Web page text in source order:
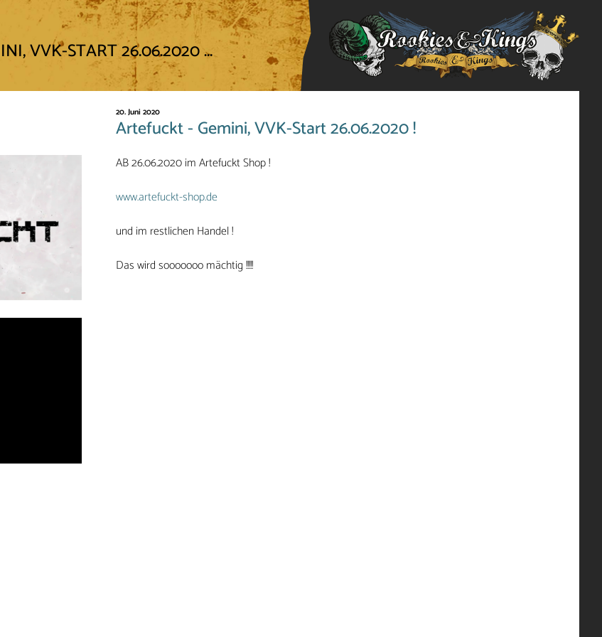
VVK-START 26.06.2020 ...
20. Juni 2020
Artefuckt - Gemini, VVK-Start 26.06.2020 !
AB 26.06.2020 im Artefuckt Shop !
www.artefuckt-shop.de
und im restlichen Handel !
Das wird sooooooo mächtig !!!!!